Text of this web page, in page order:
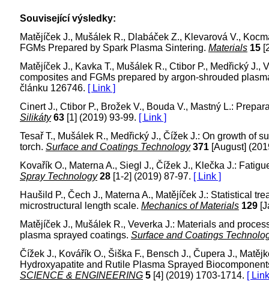
Související výsledky:
Matějíček J., Mušálek R., Dlabáček Z., Klevarová V.,
FGMs Prepared by Spark Plasma Sintering. Materials 15
Matějíček J., Kavka T., Mušálek R., Ctibor P., Medřický
composites and FGMs prepared by argon-shrouded
článku 126746. [ Link ]
Cinert J., Ctibor P., Brožek V., Bouda V., Mastný L.:
Silikáty 63 [1] (2019) 93-99. [ Link ]
Tesař T., Mušálek R., Medřický J., Čížek J.: On growth of
torch. Surface and Coatings Technology 371 [August]
Kovařík O., Materna A., Siegl J., Čížek J., Klečka J.:
Spray Technology 28 [1-2] (2019) 87-97. [ Link ]
Haušild P., Čech J., Materna A., Matějíček J.: Statistical
microstructural length scale. Mechanics of Materials 129
Matějíček J., Mušálek R., Veverka J.: Materials and
plasma sprayed coatings. Surface and Coatings
Čížek J., Kovářík O., Šiška F., Bensch J., Čupera J.,
Hydroxyapatite and Rutile Plasma Sprayed
SCIENCE & ENGINEERING 5 [4] (2019) 1703-1714. [